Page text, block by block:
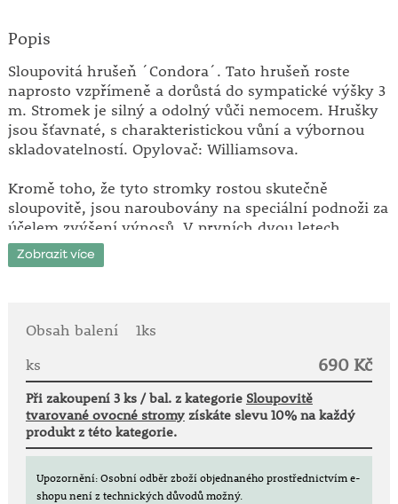
Popis
Sloupovitá hrušeň ´Condora´. Tato hrušeň roste
naprosto vzpřímeně a dorůstá do sympatické výšky 3
m. Stromek je silný a odolný vůči nemocem. Hrušky
jsou šťavnaté, s charakteristickou vůní a výbornou
skladovatelností. Opylovač: Williamsova.
Kromě toho, že tyto stromky rostou skutečně
sloupovitě, jsou naroubovány na speciální podnoži za
účelem zvýšení výnosů. V prvních dvou letech
zakraťte postranní výhony. V polovině června
zastřihněte postranní výhony na 3 - 4 očka. Tím se
Dají se pěstovat i ve velkém květináči na balkonu!
Stanoviště: plné slunce.
Zralost: září.
Extra štíhlý vzrůst!
Lahůdka pro malé i velké!
Ideální pro balkony a terasy a také do malých
zahrádek.
Zobrazit více
Obsah balení
1ks
ks
690 Kč
Při zakoupení 3 ks / bal. z kategorie Sloupovitě
tvarované ovocné stromyzískáte slevu 10% na každý
produkt z této kategorie.
Upozornění: Osobní odběr zboží objednaného prostřednictvím e-
shopu není z technických důvodů možný.